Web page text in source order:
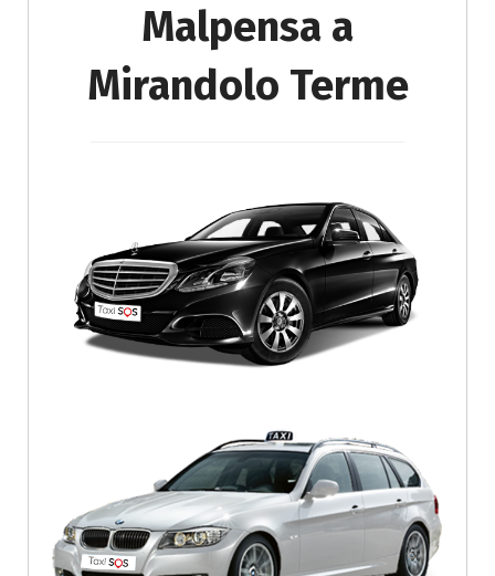
Malpensa a
Mirandolo Terme